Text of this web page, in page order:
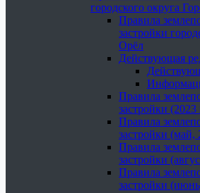
городского округа
Правила
застройки
Орёл
Действующая
Правила
застройки (2023
Правила
застройки (май,
Правила
застройки
Правила
застройки